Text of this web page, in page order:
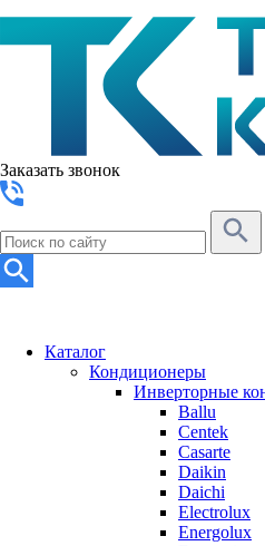
Заказать звонок
Каталог
Кондиционеры
Инверторные
Ballu
Centek
Casarte
Daikin
Daichi
Electrolux
Energolux